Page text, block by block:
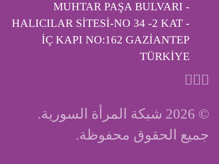
MUHTAR PAŞA BULVARI -
HALICILAR SİTESİ-NO 34 -2 KAT -
İÇ KAPI ‎NO:162 GAZİANTEP
TÜRKİYE
© 2026 شبكة المرأة السورية.
جميع الحقوق محفوظة.